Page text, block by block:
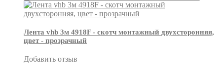
Лента vhb 3м 4918F - скотч монтажный двухсторонняя,
цвет - прозрачный
Добавить отзыв